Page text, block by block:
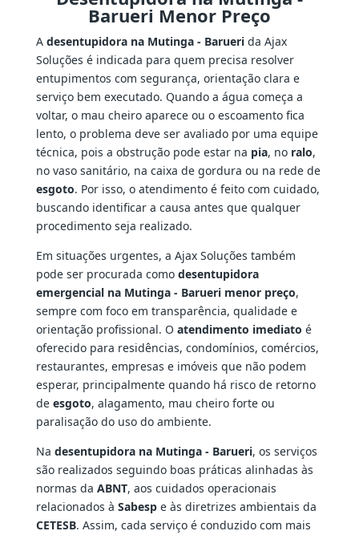
Barueri Menor Preço
A desentupidora na Mutinga - Baruerida Ajax
Soluções é indicada para quem precisa resolver
entupimentos com segurança, orientação clara e
serviço bem executado. Quando a água começa a
voltar, o mau cheiro aparece ou o escoamento fica
lento, o problema deve ser avaliado por uma equipe
técnica, pois a obstrução pode estar na pia, no ralo,
no vaso sanitário, na caixa de gordura ou na rede de
esgoto. Por isso, o atendimento é feito com cuidado,
buscando identificar a causa antes que qualquer
procedimento seja realizado.
Em situações urgentes, a Ajax Soluções também
pode ser procurada como desentupidora
emergencial na Mutinga - Barueri menor preço,
sempre com foco em transparência, qualidade e
orientação profissional. O atendimento imediato é
oferecido para residências, condomínios, comércios,
restaurantes, empresas e imóveis que não podem
esperar, principalmente quando há risco de retorno
de esgoto, alagamento, mau cheiro forte ou
paralisação do uso do ambiente.
Na desentupidora na Mutinga - Barueri, os serviços
são realizados seguindo boas práticas alinhadas às
normas da ABNT, aos cuidados operacionais
relacionados à Sabespe às diretrizes ambientais da
CETESB. Assim, cada serviço é conduzido com mais